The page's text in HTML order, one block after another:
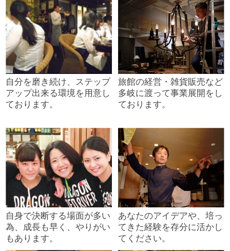
自分を磨き続け、ステップ
アップ出来る環境を用意し
ております。
旅館の経営・雑貨販売など
多岐に渡って事業展開をし
ております。
自身で決断する場面が多い
為、成長も早く、やりがい
もあります。
あなたのアイデアや、培っ
てきた経験を存分に活かし
てください。